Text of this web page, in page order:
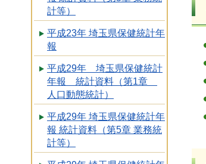
計等）
平成23年 埼玉県保健統計年
報
平成29年 埼玉県保健統計
年報 統計資料（第1章
人口動態統計）
平成29年 埼玉県保健統計年
報 統計資料（第5章 業務統
計等）